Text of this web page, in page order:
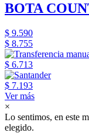
BOTA
$ 9.590
$ 8.755
$ 6.713
$ 7.193
Ver más
×
Lo sentimos, en este
elegido.